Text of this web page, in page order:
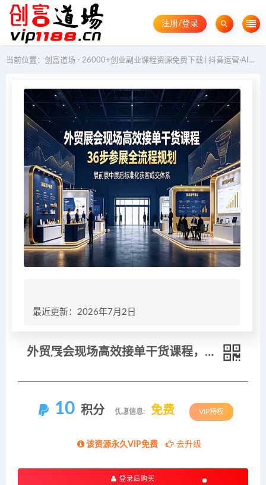
注册/登录
当前位置： 创富道场 - 26000+创业副业课程资源免费下载 | 抖音运营·AI教程·GEO优化
最近更新：2026年7月2日
外贸展会现场高效接单干货课程，36步参展全流程规划，展前展中展后标准化获客成交体系
10 积分 优惠信息: 免费 VIP特权
该资源永久VIP免费 去升级
登录后购买